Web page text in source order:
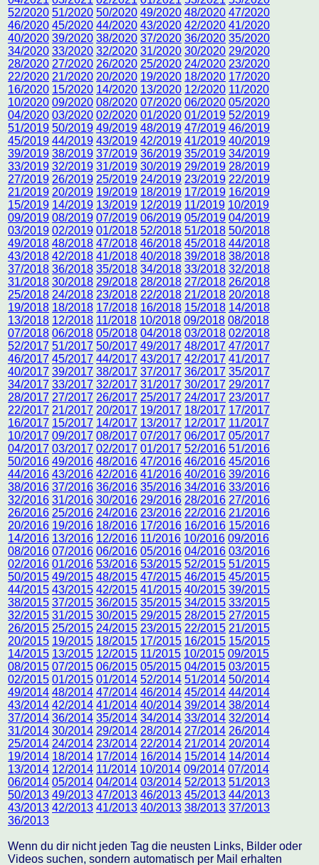
52/2020 51/2020 50/2020 49/2020 48/2020 47/2020
46/2020 45/2020 44/2020 43/2020 42/2020 41/2020
40/2020 39/2020 38/2020 37/2020 36/2020 35/2020
34/2020 33/2020 32/2020 31/2020 30/2020 29/2020
28/2020 27/2020 26/2020 25/2020 24/2020 23/2020
22/2020 21/2020 20/2020 19/2020 18/2020 17/2020
16/2020 15/2020 14/2020 13/2020 12/2020 11/2020
10/2020 09/2020 08/2020 07/2020 06/2020 05/2020
04/2020 03/2020 02/2020 01/2020 01/2019 52/2019
51/2019 50/2019 49/2019 48/2019 47/2019 46/2019
45/2019 44/2019 43/2019 42/2019 41/2019 40/2019
39/2019 38/2019 37/2019 36/2019 35/2019 34/2019
33/2019 32/2019 31/2019 30/2019 29/2019 28/2019
27/2019 26/2019 25/2019 24/2019 23/2019 22/2019
21/2019 20/2019 19/2019 18/2019 17/2019 16/2019
15/2019 14/2019 13/2019 12/2019 11/2019 10/2019
09/2019 08/2019 07/2019 06/2019 05/2019 04/2019
03/2019 02/2019 01/2018 52/2018 51/2018 50/2018
49/2018 48/2018 47/2018 46/2018 45/2018 44/2018
43/2018 42/2018 41/2018 40/2018 39/2018 38/2018
37/2018 36/2018 35/2018 34/2018 33/2018 32/2018
31/2018 30/2018 29/2018 28/2018 27/2018 26/2018
25/2018 24/2018 23/2018 22/2018 21/2018 20/2018
19/2018 18/2018 17/2018 16/2018 15/2018 14/2018
13/2018 12/2018 11/2018 10/2018 09/2018 08/2018
07/2018 06/2018 05/2018 04/2018 03/2018 02/2018
52/2017 51/2017 50/2017 49/2017 48/2017 47/2017
46/2017 45/2017 44/2017 43/2017 42/2017 41/2017
40/2017 39/2017 38/2017 37/2017 36/2017 35/2017
34/2017 33/2017 32/2017 31/2017 30/2017 29/2017
28/2017 27/2017 26/2017 25/2017 24/2017 23/2017
22/2017 21/2017 20/2017 19/2017 18/2017 17/2017
16/2017 15/2017 14/2017 13/2017 12/2017 11/2017
10/2017 09/2017 08/2017 07/2017 06/2017 05/2017
04/2017 03/2017 02/2017 01/2017 52/2016 51/2016
50/2016 49/2016 48/2016 47/2016 46/2016 45/2016
44/2016 43/2016 42/2016 41/2016 40/2016 39/2016
38/2016 37/2016 36/2016 35/2016 34/2016 33/2016
32/2016 31/2016 30/2016 29/2016 28/2016 27/2016
26/2016 25/2016 24/2016 23/2016 22/2016 21/2016
20/2016 19/2016 18/2016 17/2016 16/2016 15/2016
14/2016 13/2016 12/2016 11/2016 10/2016 09/2016
08/2016 07/2016 06/2016 05/2016 04/2016 03/2016
02/2016 01/2016 53/2016 53/2015 52/2015 51/2015
50/2015 49/2015 48/2015 47/2015 46/2015 45/2015
44/2015 43/2015 42/2015 41/2015 40/2015 39/2015
38/2015 37/2015 36/2015 35/2015 34/2015 33/2015
32/2015 31/2015 30/2015 29/2015 28/2015 27/2015
26/2015 25/2015 24/2015 23/2015 22/2015 21/2015
20/2015 19/2015 18/2015 17/2015 16/2015 15/2015
14/2015 13/2015 12/2015 11/2015 10/2015 09/2015
08/2015 07/2015 06/2015 05/2015 04/2015 03/2015
02/2015 01/2015 01/2014 52/2014 51/2014 50/2014
49/2014 48/2014 47/2014 46/2014 45/2014 44/2014
43/2014 42/2014 41/2014 40/2014 39/2014 38/2014
37/2014 36/2014 35/2014 34/2014 33/2014 32/2014
31/2014 30/2014 29/2014 28/2014 27/2014 26/2014
25/2014 24/2014 23/2014 22/2014 21/2014 20/2014
19/2014 18/2014 17/2014 16/2014 15/2014 14/2014
13/2014 12/2014 11/2014 10/2014 09/2014 07/2014
06/2014 05/2014 04/2014 03/2014 52/2013 51/2013
50/2013 49/2013 47/2013 46/2013 45/2013 44/2013
43/2013 42/2013 41/2013 40/2013 38/2013 37/2013
36/2013
Wenn du dir nicht jeden Tag die neusten Links, Bilder oder
Videos suchen, sondern automatisch per Mail erhalten